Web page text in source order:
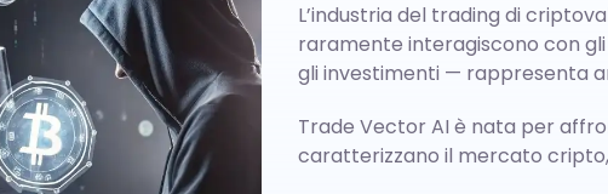
L’industria del trading di
raramente interagiscono con
gli investimenti — rappresenta
Trade Vector AI è nata per
caratterizzano il mercato